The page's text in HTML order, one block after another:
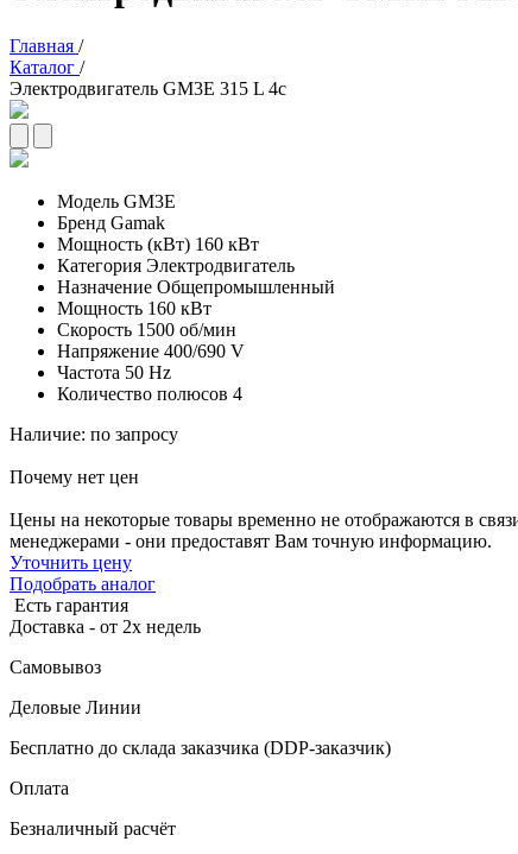
Главная /
Каталог /
Электродвигатель GM3E 315 L 4c
Модель GM3E
Бренд Gamak
Мощность (кВт) 160 кВт
Категория Электродвигатель
Назначение Общепромышленный
Мощность 160 кВт
Скорость 1500 об/мин
Напряжение 400/690 V
Частота 50 Hz
Количество полюсов 4
Наличие: по запросу
Почему нет цен
Цены на некоторые товары временно не отображаются в
менеджерами - они предоставят Вам точную информацию.
Уточнить цену
Подобрать аналог
Есть гарантия
Доставка - от 2х недель
Самовывоз
Деловые Линии
Бесплатно до склада заказчика (DDP-заказчик)
Оплата
Безналичный расчёт